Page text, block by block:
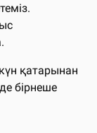
қатарынан
бірнеше